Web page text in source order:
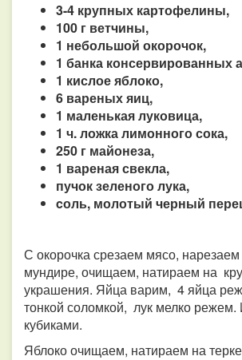
3-4 крупных картофелины,
100 г ветчины,
1 небольшой окорочок,
1 банка консервированных
1 кислое яблоко,
6 вареных яиц,
1 маленькая луковица,
1 ч. ложка лимонного сока,
250 г майонеза,
1 вареная свекла,
пучок зеленого лука,
cоль, молотый черный
С окорочка срезаем мясо,
мундире, очищаем, натираем на
украшения. Яйца варим, 4 яйца
тонкой соломкой, лук мелко
кубиками.
Яблоко очищаем, натираем на